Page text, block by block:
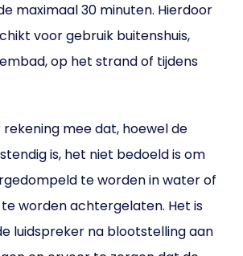
maximaal 30 minuten. Hierdoor
voor gebruik buitenshuis,
op het strand of tijdens
mee dat, hoewel de
is, het niet bedoeld is om
te worden in water of
worden achtergelaten. Het is
luidspreker na blootstelling aan